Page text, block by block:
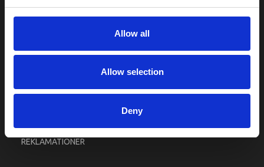
Allow all
Allow selection
Deny
Fragt og levering
Betingelser & Vilkår
Købsgaranti
REKLAMATIONER